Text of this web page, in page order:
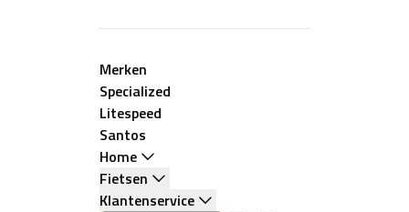
Merken
Specialized
Litespeed
Santos
Home
Fietsen
Klantenservice